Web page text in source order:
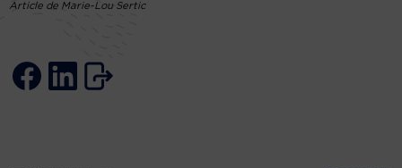
Article de Marie-Lou Sertic